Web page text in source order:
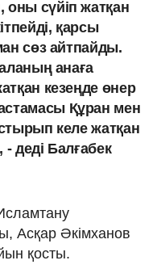
сүйіп жатқан
қарсы
сөз айтпайды.
анаға
кезеңде өнер
Құран мен
келе жатқан
- деді Балғабек
Асқар Әкімханов
қосты.